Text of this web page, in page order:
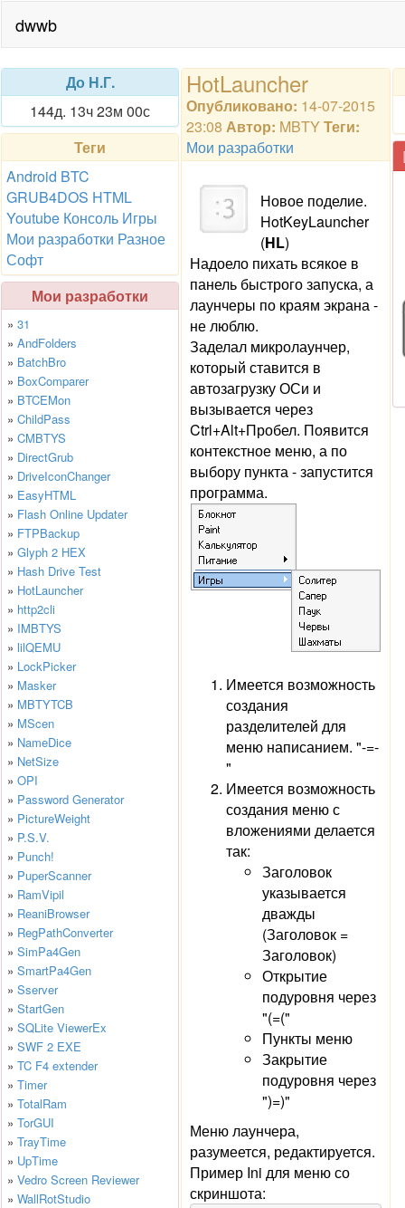
dwwb
До Н.Г.
144д. 13ч 23м 00с
Теги
Android BTC
GRUB4DOS HTML
Youtube Консоль Игры
Мои разработки Разное
Софт
Мои разработки
» 31
» AndFolders
» BatchBro
» BoxComparer
» BTCEMon
» ChildPass
» CMBTYS
» DirectGrub
» DriveIconChanger
» EasyHTML
» Flash Online Updater
» FTPBackup
» Glyph 2 HEX
» Hash Drive Test
» HotLauncher
» http2cli
» IMBTYS
» lilQEMU
» LockPicker
» Masker
» MBTYTCB
» MScen
» NameDice
» NetSize
» OPI
» Password Generator
» PictureWeight
» P.S.V.
» Punch!
» PuperScanner
» RamVipil
» ReaniBrowser
» RegPathConverter
» SimPa4Gen
» SmartPa4Gen
» Sserver
» StartGen
» SQLite ViewerEx
» SWF 2 EXE
» TC F4 extender
» Timer
» TotalRam
» TorGUI
» TrayTime
» UpTime
» Vedro Screen Reviewer
» WallRotStudio
HotLauncher
Опубликовано: 14-07-2015
23:08 Автор: MBTYТеги:
Мои разработки
Новое поделие.
HotKeyLauncher
(HL)
Надоело пихать всякое в
панель быстрого запуска, а
лаунчеры по краям экрана -
не люблю.
Заделал микролаунчер,
который ставится в
автозагрузку ОСи и
вызывается через
Ctrl+Alt+Пробел. Появится
контекстное меню, а по
выбору пункта - запустится
программа.
Имеется возможность
создания
разделителей для
меню написанием. "-=-
"
Имеется возможность
создания меню с
вложениями делается
так:
Заголовок
указывается
дважды
(Заголовок =
Заголовок)
Открытие
подуровня через
"(=("
Пункты меню
Закрытие
подуровня через
")=)"
Меню лаунчера,
разумеется, редактируется.
Пример Ini для меню со
скриншота: